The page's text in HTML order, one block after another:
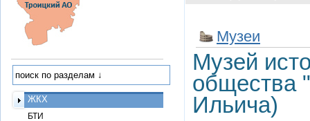
Музеи
Музей
общества
Ильича)
ЖКХ
БТИ